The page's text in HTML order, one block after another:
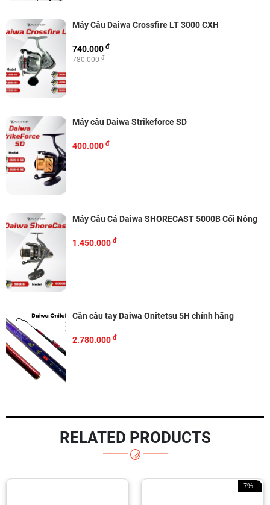
Máy Câu Daiwa Crossfire LT 3000 CXH
780.000đ
740.000 đ
Máy câu Daiwa Strikeforce SD
400.000 đ
Máy Câu Cá Daiwa SHORECAST 5000B Cối Nông
1.450.000 đ
Cần câu tay Daiwa Onitetsu 5H chính hãng
2.780.000 đ
RELATED PRODUCTS
-7%